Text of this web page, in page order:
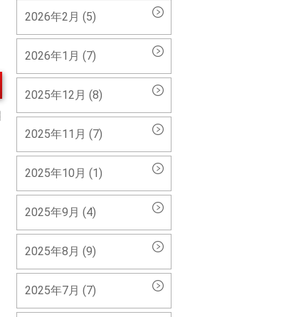
2026年2月 (5)
2026年1月 (7)
2025年12月 (8)
2025年11月 (7)
2025年10月 (1)
2025年9月 (4)
2025年8月 (9)
2025年7月 (7)